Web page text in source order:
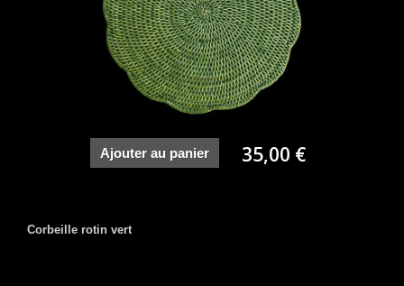
Ajouter au panier 35,00 €
Corbeille rotin vert